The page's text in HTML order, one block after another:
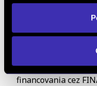
VOZIDLO vo
ZÁRUKA 5 ROKOV
na vozidlo platí v
financovania cez